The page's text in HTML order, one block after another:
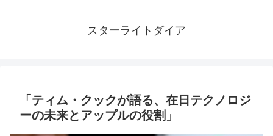
スターライトダイア
「ティム・クックが語る、在日テクノロジ
ーの未来とアップルの役割」